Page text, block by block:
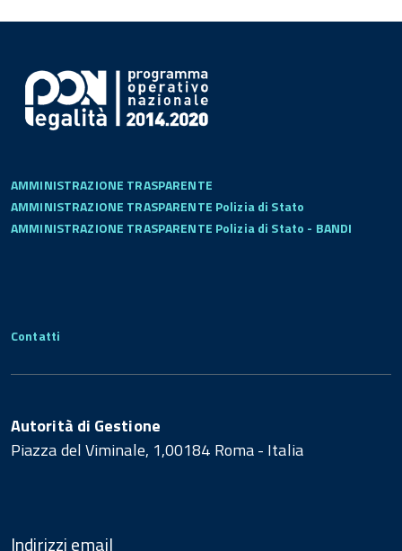
AMMINISTRAZIONE TRASPARENTE
AMMINISTRAZIONE TRASPARENTE Polizia di Stato
AMMINISTRAZIONE TRASPARENTE Polizia di Stato - BANDI
Contatti
Autorità di Gestione
Piazza del Viminale, 1,00184 Roma - Italia
Indirizzi email